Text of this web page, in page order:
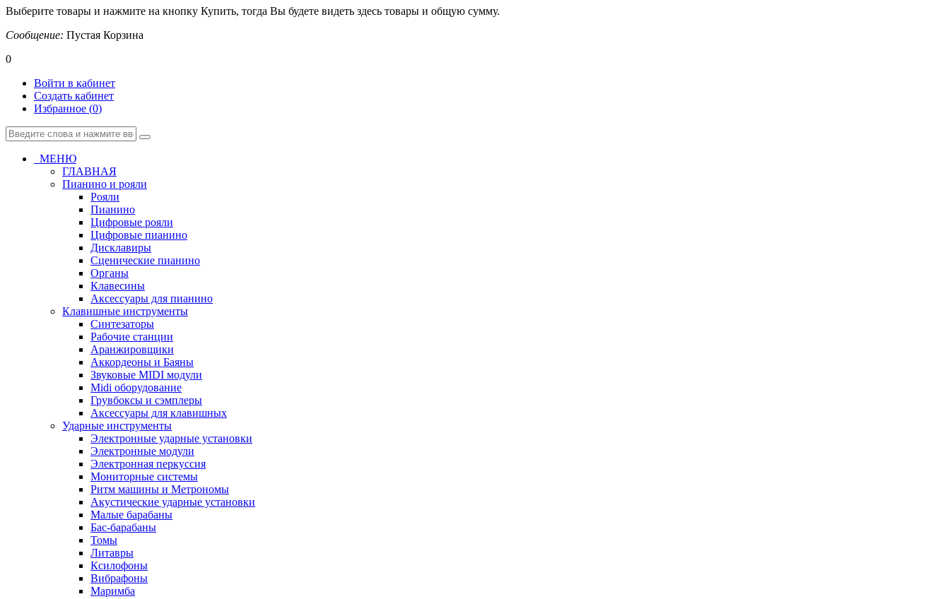
Выберите товары и нажмите на кнопку Купить, тогда Вы будете видеть здесь товары и общую сумму.
Сообщение: Пустая Корзина
0
Войти в кабинет
Создать кабинет
Избранное (0)
МЕНЮ
ГЛАВНАЯ
Пианино и рояли
Рояли
Пианино
Цифровые рояли
Цифровые пианино
Дисклавиры
Сценические пианино
Органы
Клавесины
Аксессуары для пианино
Клавишные инструменты
Синтезаторы
Рабочие станции
Аранжировщики
Аккордеоны и Баяны
Звуковые MIDI модули
Midi оборудование
Грувбоксы и сэмплеры
Аксессуары для клавишных
Ударные инструменты
Электронные ударные установки
Электронные модули
Электронная перкуссия
Мониторные системы
Ритм машины и Метрономы
Акустические ударные установки
Малые барабаны
Бас-барабаны
Томы
Литавры
Ксилофоны
Вибрафоны
Маримба